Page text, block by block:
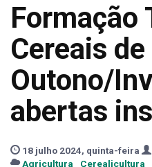
Formação
Cereais de
Outono/
abertas
18 julho 2024, quinta-feira
Agricultura
Cerealicultura